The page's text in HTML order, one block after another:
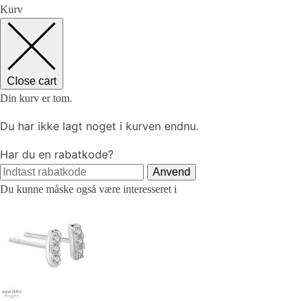
Kurv
Close cart
Din kurv er tom.
Du har ikke lagt noget i kurven endnu.
Har du en rabatkode?
Anvend
Du kunne måske også være interesseret i